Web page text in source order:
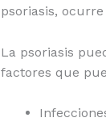
psoriasis,
La psoriasis
factores que